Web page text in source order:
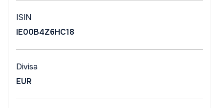
ISIN
IE00B4Z6HC18
Divisa
EUR